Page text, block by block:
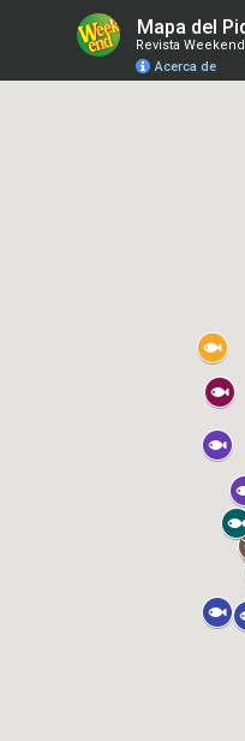
Revista Weekend
Acerca de